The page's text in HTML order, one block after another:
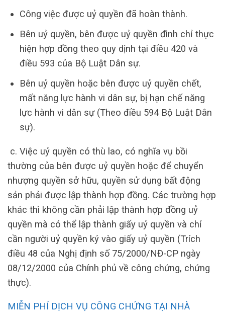
Công việc được uỷ quyền đã hoàn thành.
Bên uỷ quyền, bên được uỷ quyền đình chỉ thực
hiện hợp đồng theo quy dịnh tại điều 420 và
điều 593 của Bộ Luật Dân sự.
Bên uỷ quyền hoặc bên được uỷ quyền chết,
mất năng lực hành vi dân sự, bị hạn chế năng
lực hành vi dân sự (Theo điều 594 Bộ Luật Dân
sự).
c. Việc uỷ quyền có thù lao, có nghĩa vụ bồi
thường của bên được uỷ quyền hoặc để chuyển
nhượng quyền sở hữu, quyền sử dụng bất động
sản phải được lập thành hợp đồng. Các trường hợp
khác thì không cần phải lập thành hợp đồng uỷ
quyền mà có thể lập thành giấy uỷ quyền và chỉ
cần người uỷ quyền ký vào giấy uỷ quyền (Trích
điều 48 của Nghị định số 75/2000/NĐ-CP ngày
08/12/2000 của Chính phủ về công chứng, chứng
thực).
MIỄN PHÍ DỊCH VỤ CÔNG CHỨNG TẠI NHÀ